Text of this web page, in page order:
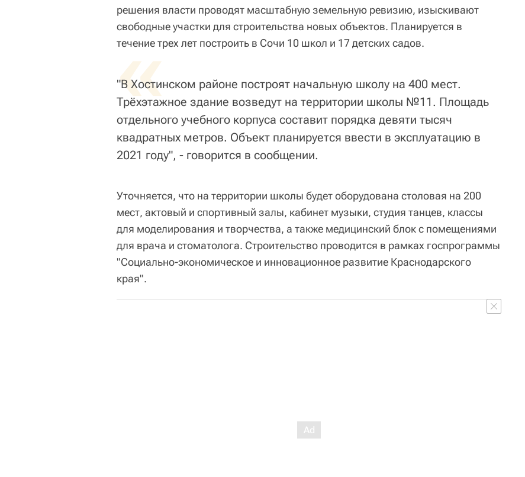
решения власти проводят масштабную земельную ревизию, изыскивают
свободные участки для строительства новых объектов. Планируется в
течение трех лет построить в Сочи 10 школ и 17 детских садов.
«
"В Хостинском районе построят начальную школу на 400 мест.
Трёхэтажное здание возведут на территории школы №11. Площадь
отдельного учебного корпуса составит порядка девяти тысяч
квадратных метров. Объект планируется ввести в эксплуатацию в
2021 году", - говорится в сообщении.
Уточняется, что на территории школы будет оборудована столовая на 200
мест, актовый и спортивный залы, кабинет музыки, студия танцев, классы
для моделирования и творчества, а также медицинский блок с помещениями
для врача и стоматолога. Строительство проводится в рамках госпрограммы
"Социально-экономическое и инновационное развитие Краснодарского
края".